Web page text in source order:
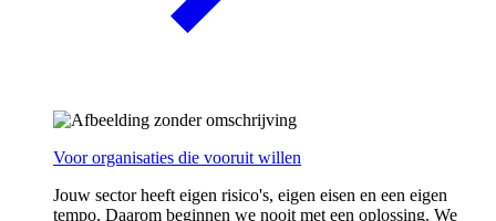
Voor organisaties die vooruit willen
Jouw sector heeft eigen risico's, eigen eisen en een eigen
tempo. Daarom beginnen we nooit met een oplossing. We